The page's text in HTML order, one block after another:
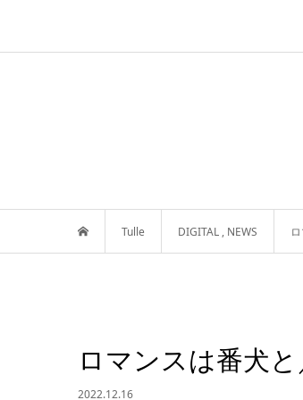
Tulle DIGITAL , NEWS
ロマンスは番犬
2022.12.16